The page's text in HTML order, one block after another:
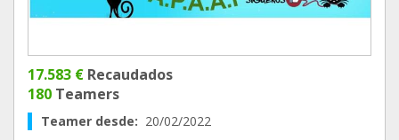
17.583 € Recaudados
180 Teamers
Teamer desde: 20/02/2022